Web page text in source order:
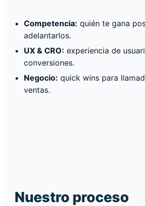
Competencia: quién te gana
adelantarlos.
UX & CRO: experiencia de
conversiones.
Negocio: quick wins para
ventas.
Nuestro proceso